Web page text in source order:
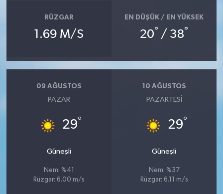
RÜZGAR
1.69 M/S
EN DÜŞÜK / EN YÜKSEK
20° / 38°
09 AĞUSTOS
PAZAR
29°
Güneşli
Nem: %41
Rüzgar: 6.00 m/s
10 AĞUSTOS
PAZARTESI
29°
Güneşli
Nem: %37
Rüzgar: 6.11 m/s